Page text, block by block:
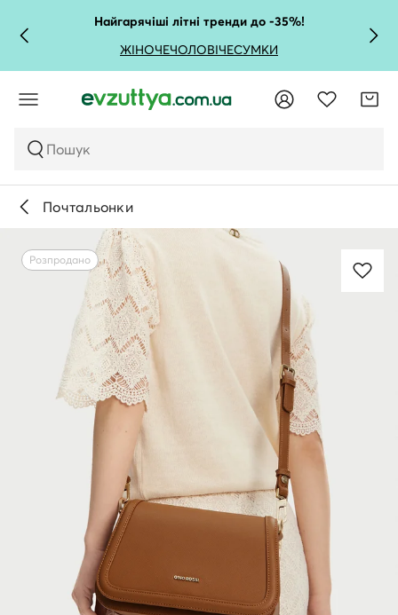
Найгарячіші літні тренди до -35%!
ЖІНОЧЕЧОЛОВІЧЕСУМКИ
Пошук
Почтальонки
Розпродано